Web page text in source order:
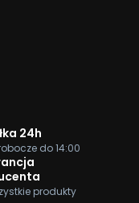
24h
do 14:00
produkty